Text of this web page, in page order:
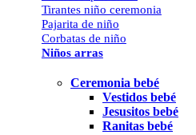
Tirantes niño ceremonia
Pajarita de niño
Corbatas de niño
Niños arras
Ceremonia bebé
Vestidos bebé
Jesusitos bebé
Ranitas bebé